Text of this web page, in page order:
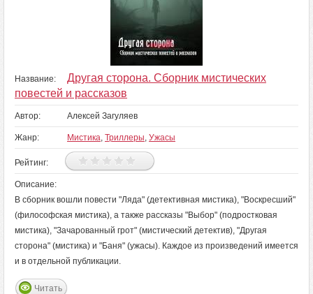
Название:
Другая сторона. Сборник мистических
повестей и рассказов
Автор: Алексей Загуляев
Жанр: Мистика, Триллеры, Ужасы
Рейтинг:
Описание:
В сборник вошли повести "Ляда" (детективная мистика), "Воскресший"
(философская мистика), а также рассказы "Выбор" (подростковая
мистика), "Зачарованный грот" (мистический детектив), "Другая
сторона" (мистика) и "Баня" (ужасы). Каждое из произведений имеется
и в отдельной публикации.
Читать